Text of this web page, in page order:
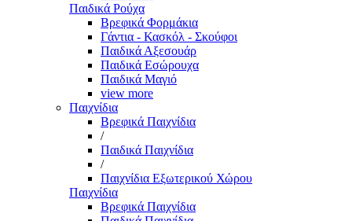
Παιδικά Ρούχα
Βρεφικά Φορμάκια
Γάντια - Κασκόλ - Σκούφοι
Παιδικά Αξεσουάρ
Παιδικά Εσώρουχα
Παιδικά Μαγιό
view more
Παιχνίδια
Βρεφικά Παιχνίδια
/
Παιδικά Παιχνίδια
/
Παιχνίδια Εξωτερικού Χώρου
Παιχνίδια
Βρεφικά Παιχνίδια